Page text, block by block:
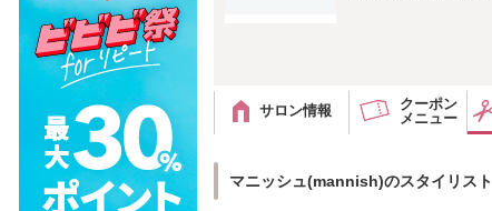
サロン情報
クーポン
メニュー
マニッシュ(mannish)のスタイリスト